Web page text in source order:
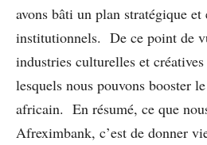
avons bâti un plan stratégique
institutionnels. De ce point de
industries culturelles et
lesquels nous pouvons booster
africain. En résumé, ce que
Afreximbank, c’est de donner